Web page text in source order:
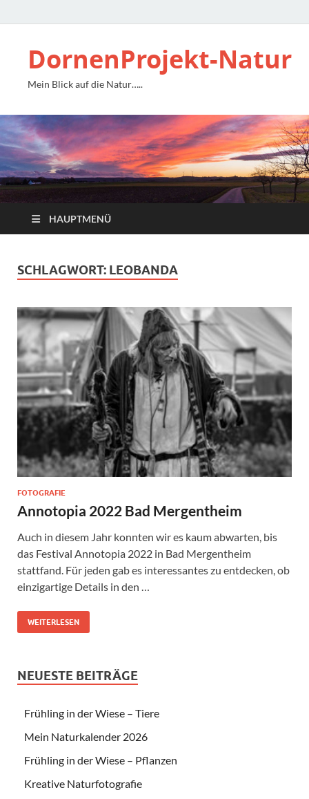
DornenProjekt-Natur
Mein Blick auf die Natur…..
HAUPTMENÜ
SCHLAGWORT: LEOBANDA
FOTOGRAFIE
Annotopia 2022 Bad Mergentheim
Auch in diesem Jahr konnten wir es kaum abwarten, bis
das Festival Annotopia 2022 in Bad Mergentheim
stattfand. Für jeden gab es interessantes zu entdecken, ob
einzigartige Details in den …
WEITERLESEN
NEUESTE BEITRÄGE
Frühling in der Wiese – Tiere
Mein Naturkalender 2026
Frühling in der Wiese – Pflanzen
Kreative Naturfotografie